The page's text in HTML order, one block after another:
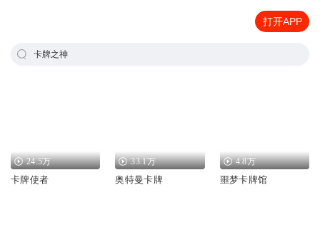
打开APP
卡牌之神
24.5万
卡牌使者
33.1万
奥特曼卡牌
4.8万
噩梦卡牌馆